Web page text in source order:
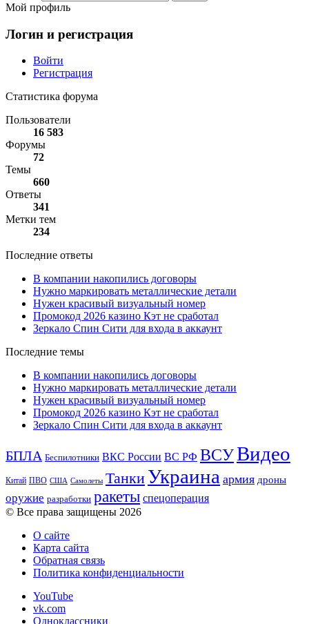
Мой профиль
Логин и регистрация
Войти
Регистрация
Статистика форума
Пользователи
16 583
Форумы
72
Темы
660
Ответы
341
Метки тем
234
Последние ответы
В компании накопились договоры
Нужно маркировать металлические детали
Нужен красивый визуальный номер
Промокод 2026 казино Кэт не сработал
Зеркало Спин Сити для входа в аккаунт
Последние темы
В компании накопились договоры
Нужно маркировать металлические детали
Нужен красивый визуальный номер
Промокод 2026 казино Кэт не сработал
Зеркало Спин Сити для входа в аккаунт
БПЛА Беспилотники ВКС России ВС РФ ВСУВидео
Китай ПВО США Самолеты Танки Украина армия дроны
оружие разработки ракеты спецоперация
© Все права защищены 2026
О сайте
Карта сайта
Обратная связь
Политика конфиденциальности
YouTube
vk.com
Одноклассники